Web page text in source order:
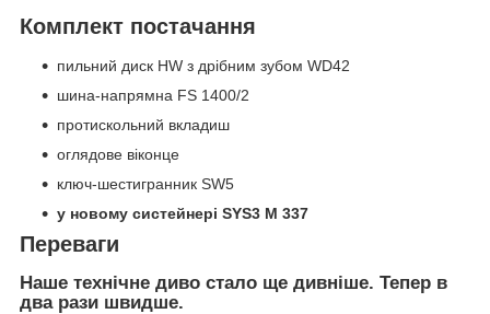
Комплект постачання
пильний диск HW з дрібним зубом WD42
шина-напрямна FS 1400/2
протискольний вкладиш
оглядове віконце
ключ-шестигранник SW5
у новому систейнері SYS3 M 337
Переваги
Наше технічне диво стало ще дивніше. Тепер в
два рази швидше.